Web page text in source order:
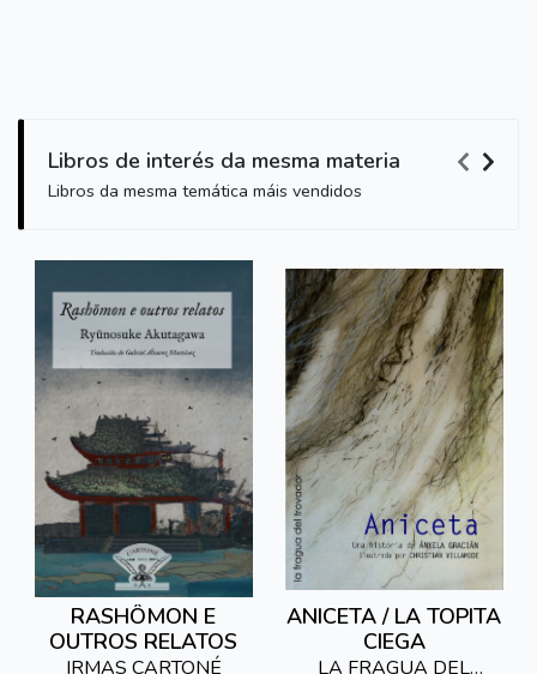
Libros de interés da mesma materia
Libros da mesma temática máis vendidos
RASHÔMON E
OUTROS RELATOS
IRMAS CARTONÉ
ANICETA / LA TOPITA
CIEGA
LA FRAGUA DEL